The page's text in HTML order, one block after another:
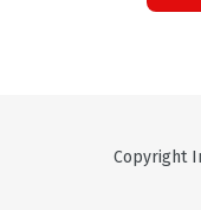
Copyright